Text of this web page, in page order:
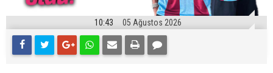
10:43 05 Ağustos 2026